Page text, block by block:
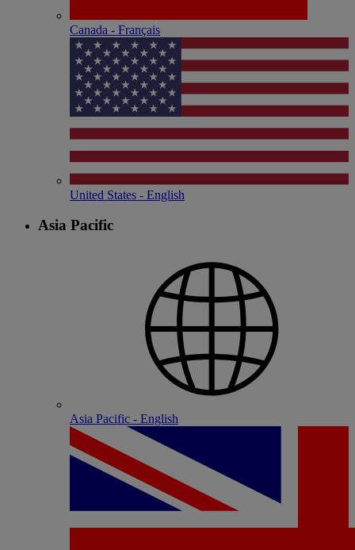
Canada - Français
United States - English
Asia Pacific
Asia Pacific - English